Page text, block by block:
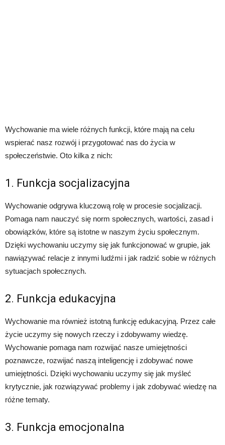
Wychowanie ma wiele różnych funkcji, które mają na celu
wspierać nasz rozwój i przygotować nas do życia w
społeczeństwie. Oto kilka z nich:
1. Funkcja socjalizacyjna
Wychowanie odgrywa kluczową rolę w procesie socjalizacji.
Pomaga nam nauczyć się norm społecznych, wartości, zasad i
obowiązków, które są istotne w naszym życiu społecznym.
Dzięki wychowaniu uczymy się jak funkcjonować w grupie, jak
nawiązywać relacje z innymi ludźmi i jak radzić sobie w różnych
sytuacjach społecznych.
2. Funkcja edukacyjna
Wychowanie ma również istotną funkcję edukacyjną. Przez całe
życie uczymy się nowych rzeczy i zdobywamy wiedzę.
Wychowanie pomaga nam rozwijać nasze umiejętności
poznawcze, rozwijać naszą inteligencję i zdobywać nowe
umiejętności. Dzięki wychowaniu uczymy się jak myśleć
krytycznie, jak rozwiązywać problemy i jak zdobywać wiedzę na
różne tematy.
3. Funkcja emocjonalna